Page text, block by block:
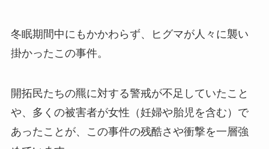
冬眠期間中にもかかわらず、ヒグマが人々に襲い
掛かったこの事件。
開拓民たちの羆に対する警戒が不足していたこと
や、多くの被害者が女性（妊婦や胎児を含む）で
あったことが、この事件の残酷さや衝撃を一層強